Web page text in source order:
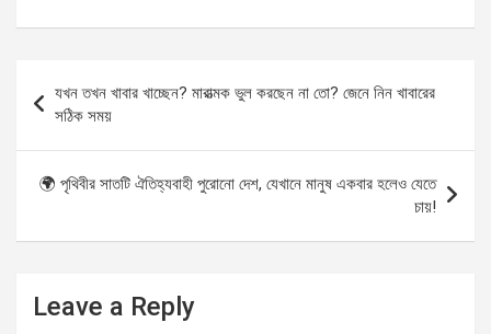
navigation
যখন তখন খাবার খাচ্ছেন? মারাত্মক ভুল করছেন না তো? জেনে নিন খাবারের
সঠিক সময়
🌍 পৃথিবীর সাতটি ঐতিহ্যবাহী পুরোনো দেশ, যেখানে মানুষ একবার হলেও যেতে
চায়!
Leave a Reply